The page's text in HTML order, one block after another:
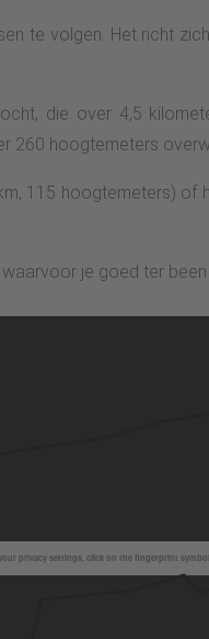
te volgen. Het richt
die over 4,5
260 hoogtemeters
115 hoogtemeters)
je goed ter
privacy settings, click on the fingerprint